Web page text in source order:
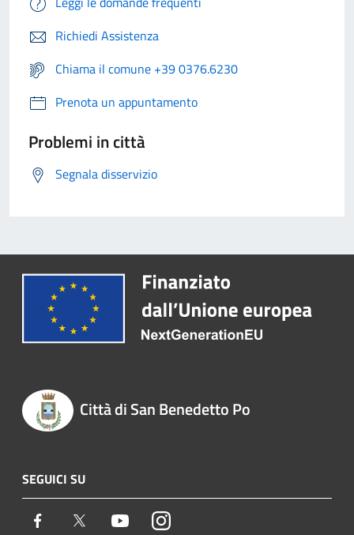
Richiedi Assistenza
Chiama il comune +39 0376.6230
Prenota un appuntamento
Problemi in città
Segnala disservizio
Città di San Benedetto Po
SEGUICI SU
Facebook Twitter YoutubeInstagram